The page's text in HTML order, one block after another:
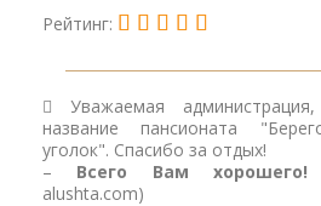
Рейтинг:
Уважаемая
название пансионата
уголок". Спасибо за отдых!
– Всего Вам хорошего!
alushta.com)